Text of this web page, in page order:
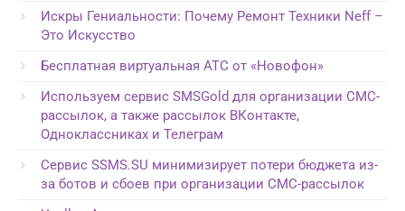
Искры Гениальности: Почему Ремонт Техники Neff –
Это Искусство
Бесплатная виртуальная АТС от «Новофон»
Используем сервис SMSGold для организации СМС-
рассылок, а также рассылок ВКонтакте,
Одноклассниках и Телеграм
Сервис SSMS.SU минимизирует потери бюджета из-
за ботов и сбоев при организации СМС-рассылок